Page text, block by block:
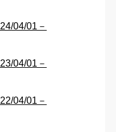
04/01－
04/01－
04/01－